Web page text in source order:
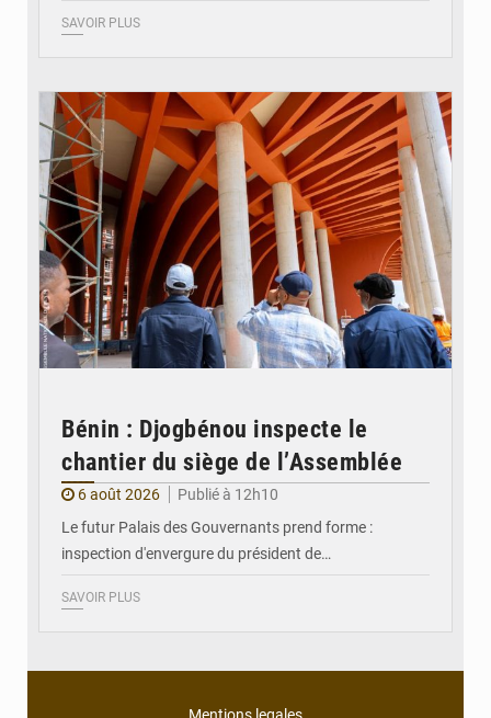
SAVOIR PLUS
Bénin : Djogbénou inspecte le
chantier du siège de l’Assemblée
6 août 2026
Publié à 12h10
Le futur Palais des Gouvernants prend forme :
inspection d'envergure du président de…
SAVOIR PLUS